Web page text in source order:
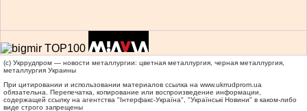
(c) Укррудпром — новости металлургии: цветная металлургия, черная металлургия,
металлургия Украины
При цитировании и использовании материалов ссылка на www.ukrrudprom.ua
обязательна. Перепечатка, копирование или воспроизведение информации,
содержащей ссылку на агентства "Iнтерфакс-Україна", "Українськi Новини" в каком-либо
виде строго запрещены